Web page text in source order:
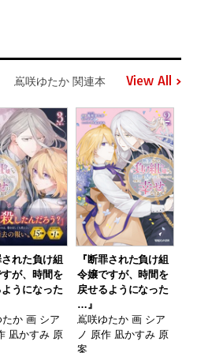
嶌咲ゆたか 関連本 View All
された負け組
が、時間を
ようになった
たか 画 シア
凪かすみ 原
『断罪された負け組
令嬢ですが、時間を
戻せるようになった
…』
嶌咲ゆたか 画 シア
ノ 原作 凪かすみ 原
案